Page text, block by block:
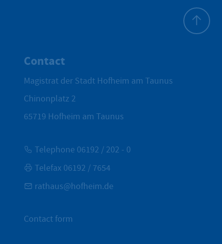
Contact
Magistrat der Stadt Hofheim am Taunus
Chinonplatz 2
65719 Hofheim am Taunus
Telephone 06192 / 202 - 0
Telefax 06192 / 7654
rathaus@hofheim.de
Contact form